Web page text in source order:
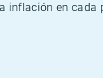
inflación en cada